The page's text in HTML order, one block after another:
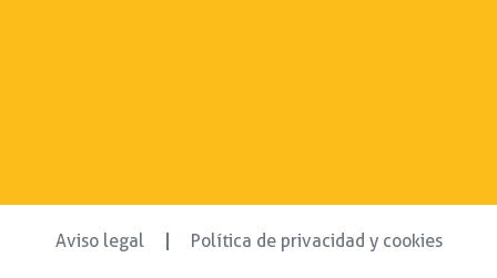
Aviso legal Política de privacidad y cookies